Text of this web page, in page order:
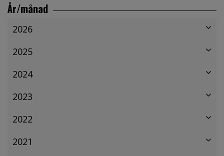
År/månad
2026
2025
2024
2023
2022
2021